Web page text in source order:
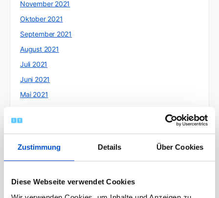
Zustimmung Details Über Cookies
Diese Webseite verwendet Cookies
November 2021
Oktober 2021
September 2021
August 2021
Juli 2021
Juni 2021
Mai 2021
März 2021
November 2020